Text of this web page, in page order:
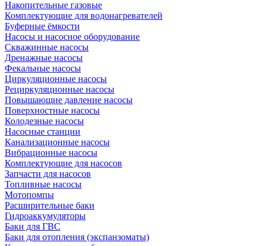
Накопительные газовые
Комплектующие для водонагревателей
Буферные ёмкости
Насосы и насосное оборудование
Скважинные насосы
Дренажные насосы
Фекальные насосы
Циркуляционные насосы
Рециркуляционные насосы
Повышающие давление насосы
Поверхностные насосы
Колодезные насосы
Насосные станции
Канализационные насосы
Вибрационные насосы
Комплектующие для насосов
Запчасти для насосов
Топливные насосы
Мотопомпы
Расширительные баки
Гидроаккумуляторы
Баки для ГВС
Баки для отопления (экспанзоматы)